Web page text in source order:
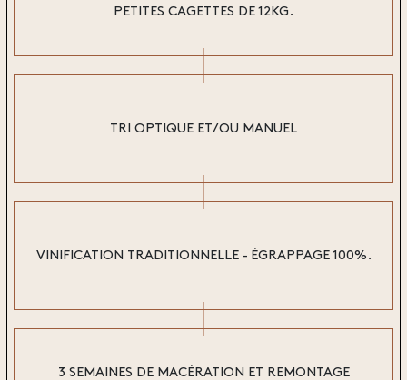
PETITES CAGETTES DE 12KG.
TRI OPTIQUE ET/OU MANUEL
VINIFICATION TRADITIONNELLE - ÉGRAPPAGE 100%.
3 SEMAINES DE MACÉRATION ET REMONTAGE